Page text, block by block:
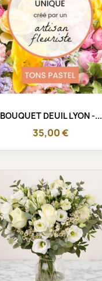
BOUQUET DEUIL LYON -...
35,00 €